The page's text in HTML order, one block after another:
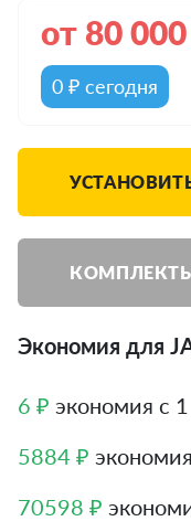
от 80 000
0 ₽ сегодня
Экономия для
6 ₽ экономия с
5884 ₽
70598 ₽